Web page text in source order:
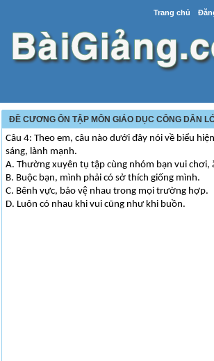
Trang chủ
ĐỀ CƯƠNG ÔN TẬP MÔN GIÁO DỤC CÔNG DÂN
Câu 4: Theo em, câu nào dưới đây nói về biểu
sáng, lành mạnh.
A. Thường xuyên tụ tập cùng nhóm bạn vui chơi,
B. Buộc bạn, mình phải có sở thích giống mình.
C. Bênh vực, bảo vệ nhau trong mọi trường hợp.
D. Luôn có nhau khi vui cũng như khi buồn.